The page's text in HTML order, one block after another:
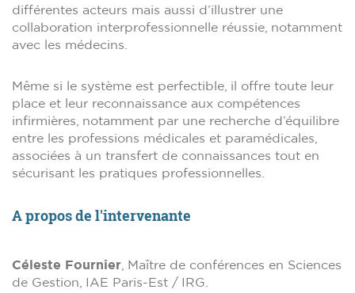
différentes acteurs mais aussi d’illustrer une
collaboration interprofessionnelle réussie, notamment
avec les médecins.
Même si le système est perfectible, il offre toute leur
place et leur reconnaissance aux compétences
infirmières, notamment par une recherche d’équilibre
entre les professions médicales et paramédicales,
associées à un transfert de connaissances tout en
sécurisant les pratiques professionnelles.
A propos de l'intervenante
Céleste Fournier , Maître de conférences en Sciences
de Gestion, IAE Paris-Est / IRG.